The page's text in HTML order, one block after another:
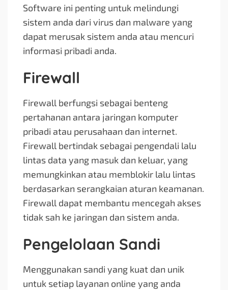
Software ini penting untuk melindungi
sistem anda dari virus dan malware yang
dapat merusak sistem anda atau mencuri
informasi pribadi anda.
Firewall
Firewall berfungsi sebagai benteng
pertahanan antara jaringan komputer
pribadi atau perusahaan dan internet.
Firewall bertindak sebagai pengendali lalu
lintas data yang masuk dan keluar, yang
memungkinkan atau memblokir lalu lintas
berdasarkan serangkaian aturan keamanan.
Firewall dapat membantu mencegah akses
tidak sah ke jaringan dan sistem anda.
Pengelolaan Sandi
Menggunakan sandi yang kuat dan unik
untuk setiap layanan online yang anda